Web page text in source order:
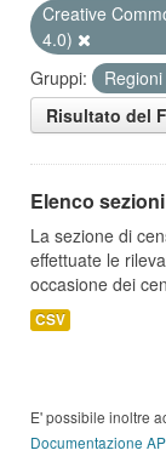
Creative
4.0)
Gruppi:
Risultato del
Elenco
La sezione di
effettuate le
occasione dei
CSV
E' possibile inoltre
Documentazione